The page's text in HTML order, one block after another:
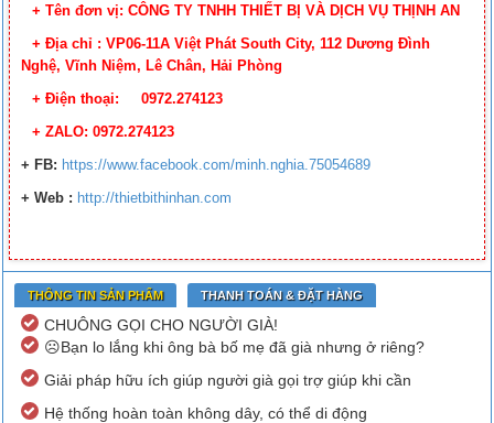
+ Tên đơn vị: CÔNG TY TNHH THIẾT BỊ VÀ DỊCH VỤ THỊNH AN
+ Địa chỉ : VP06-11A Việt Phát South City, 112 Dương Đình
Nghệ, Vĩnh Niệm, Lê Chân, Hải Phòng
+ Điện thoại: 0972.274123
+ ZALO: 0972.274123
+ FB: https://www.facebook.com/minh.nghia.75054689
+ Web : http://thietbithinhan.com
THÔNG TIN SẢN PHẨM THANH TOÁN & ĐẶT HÀNG
CHUÔNG GỌI CHO NGƯỜI GIÀ!
☹️Bạn lo lắng khi ông bà bố mẹ đã già nhưng ở riêng?
Giải pháp hữu ích giúp người già gọi trợ giúp khi cần
Hệ thống hoàn toàn không dây, có thể di động